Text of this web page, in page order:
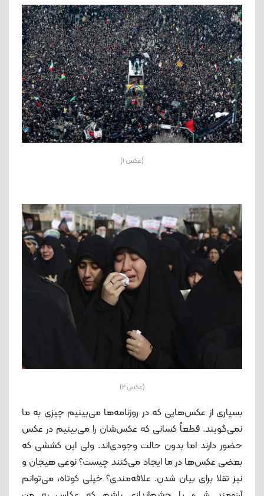
(عکس 1)
(عکس 2)
بسیاری از عکس‌هایی که در روزنامه‌ها می‌بینیم چیزی به ما
نمی‌گویند. قطعاً کسانی که عکس‌شان را می‌بینیم در عکس
حضور دارند اما بدون حالت وجودی‌اند. ولی این کششی که
بعضی عکس‌ها در ما ایجاد می‌کنند چیست؟ نوعی هیجان و
نیز تقلا برای بیان شدن. علاقه‌مندی؟ خیلی کوتاه، می‌توانم